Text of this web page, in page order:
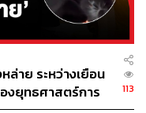
ล่าย ระหว่างเยือน
งยุทธศาสตร์การ
113